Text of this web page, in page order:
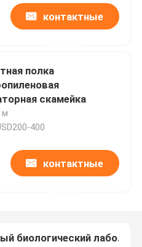
контактные
полка
скамейка
м
400
контактные
Металлическая биология Лабораторная мебель Стол Коррозионная устойчивость
15 мм Керамическая лабораторная рабочая поверхность Устойчивый к химическим веществам прямоугольник